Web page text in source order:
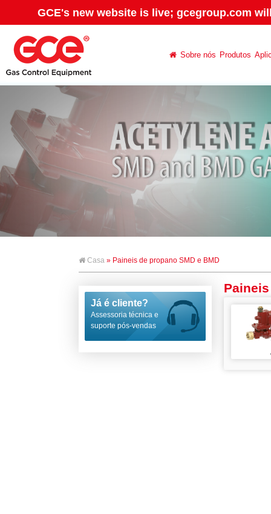
GCE's new website is live; gcegroup.com
Sobre nós Produtos
Casa » Paineis de propano SMD e BMD
Já é cliente?
Assessoria técnica e
suporte pós-vendas